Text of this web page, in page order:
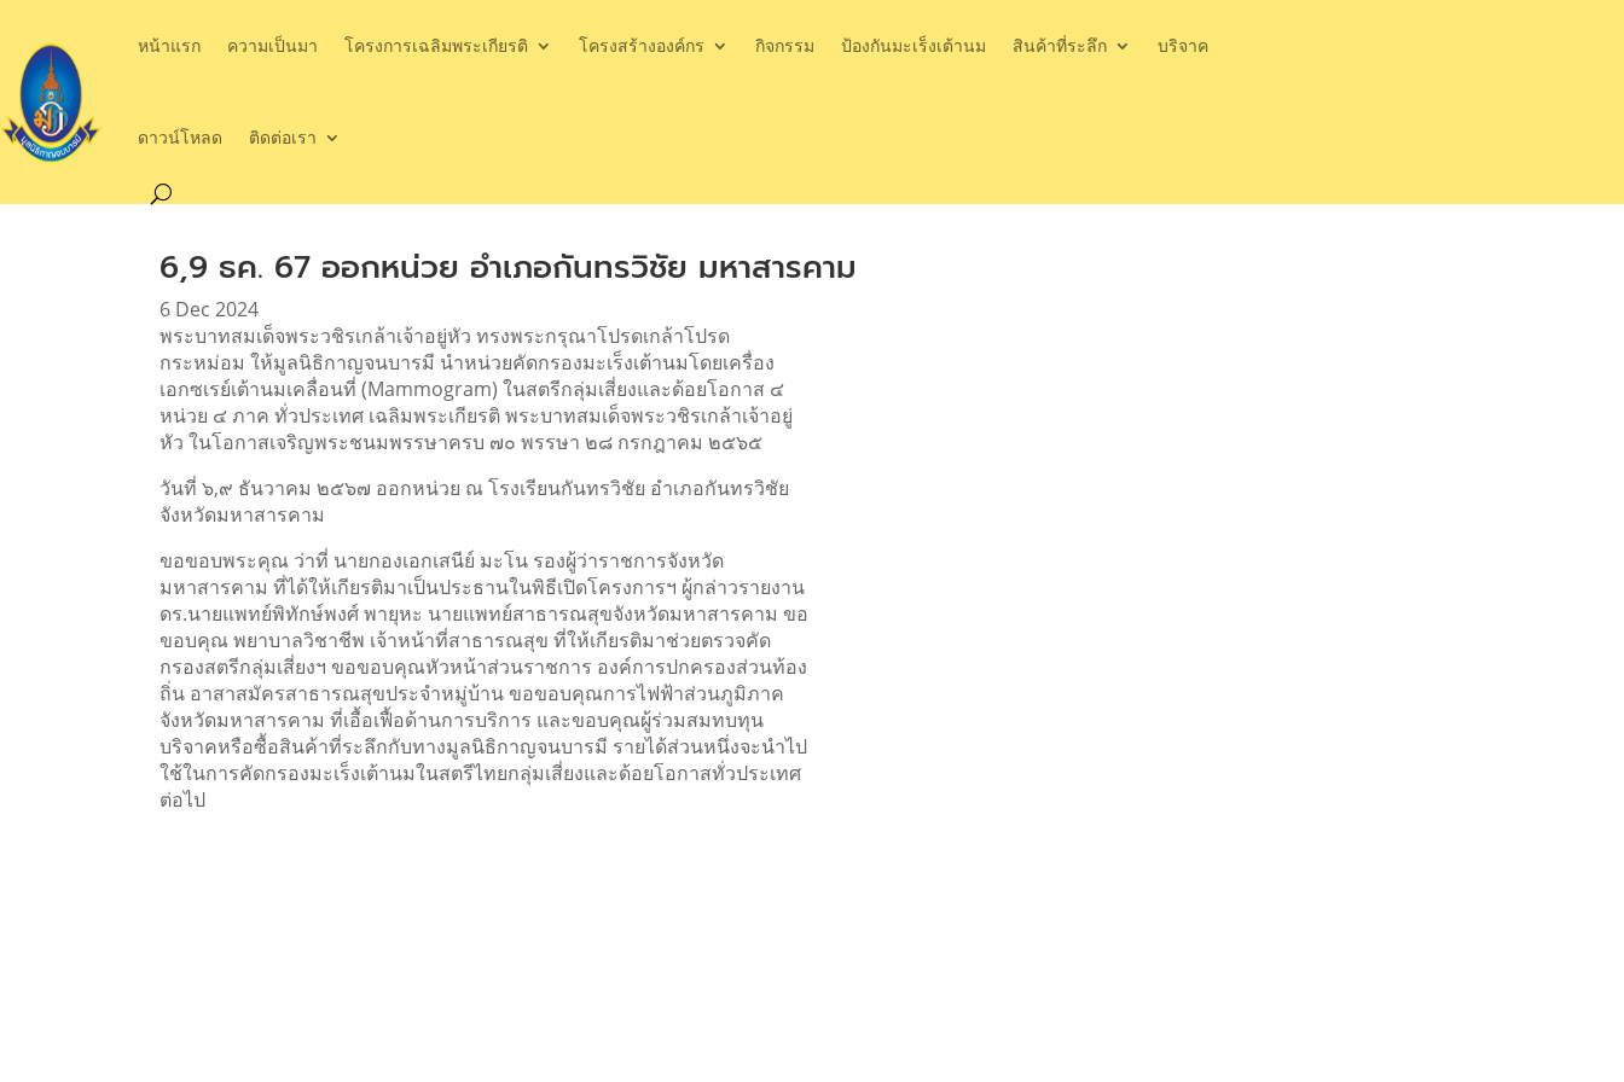
หน้าแรก ความเป็นมา โครงการเฉลิมพระเกียรติ โครงสร้างองค์กร กิจกรรม ป้องกันมะเร็งเต้านม สินค้าที่ระลึก บริจาค
ดาวน์โหลด ติดต่อเรา
6,9 ธค. 67 ออกหน่วย อำเภอกันทรวิชัย มหาสารคาม
6 Dec 2024
พระบาทสมเด็จพระวชิรเกล้าเจ้าอยู่หัว ทรงพระกรุณาโปรดเกล้าโปรด
กระหม่อม ให้มูลนิธิกาญจนบารมี นำหน่วยคัดกรองมะเร็งเต้านมโดยเครื่อง
เอกซเรย์เต้านมเคลื่อนที่ (Mammogram) ในสตรีกลุ่มเสี่ยงและด้อยโอกาส ๔
หน่วย ๔ ภาค ทั่วประเทศ เฉลิมพระเกียรติ พระบาทสมเด็จพระวชิรเกล้าเจ้าอยู่
หัว ในโอกาสเจริญพระชนมพรรษาครบ ๗๐ พรรษา ๒๘ กรกฎาคม ๒๕๖๕
วันที่ ๖,๙ ธันวาคม ๒๕๖๗ ออกหน่วย ณ โรงเรียนกันทรวิชัย อำเภอกันทรวิชัย
จังหวัดมหาสารคาม
ขอขอบพระคุณ ว่าที่ นายกองเอกเสนีย์ มะโน รองผู้ว่าราชการจังหวัด
มหาสารคาม ที่ได้ให้เกียรติมาเป็นประธานในพิธีเปิดโครงการฯ ผู้กล่าวรายงาน
ดร.นายแพทย์พิทักษ์พงศ์ พายุหะ นายแพทย์สาธารณสุขจังหวัดมหาสารคาม ขอ
ขอบคุณ พยาบาลวิชาชีพ เจ้าหน้าที่สาธารณสุข ที่ให้เกียรติมาช่วยตรวจคัด
กรองสตรีกลุ่มเสี่ยงฯ ขอขอบคุณหัวหน้าส่วนราชการ องค์การปกครองส่วนท้อง
ถิ่น อาสาสมัครสาธารณสุขประจำหมู่บ้าน ขอขอบคุณการไฟฟ้าส่วนภูมิภาค
จังหวัดมหาสารคาม ที่เอื้อเฟื้อด้านการบริการ และขอบคุณผู้ร่วมสมทบทุน
บริจาคหรือซื้อสินค้าที่ระลึกกับทางมูลนิธิกาญจนบารมี รายได้ส่วนหนึ่งจะนำไป
ใช้ในการคัดกรองมะเร็งเต้านมในสตรีไทยกลุ่มเสี่ยงและด้อยโอกาสทั่วประเทศ
ต่อไป